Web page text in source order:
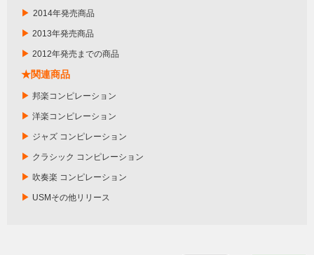
▶ 2014年発売商品
▶ 2013年発売商品
▶ 2012年発売までの商品
★関連商品
▶ 邦楽コンピレーション
▶ 洋楽コンピレーション
▶ ジャズ コンピレーション
▶ クラシック コンピレーション
▶ 吹奏楽 コンピレーション
▶ USMその他リリース